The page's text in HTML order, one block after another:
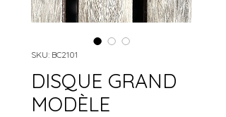
SKU: BC2101
DISQUE GRAND
MODÈLE